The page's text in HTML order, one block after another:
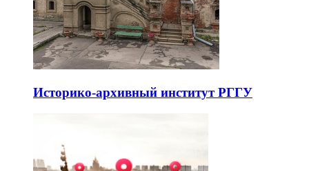
Историко-архивный институт РГГУ